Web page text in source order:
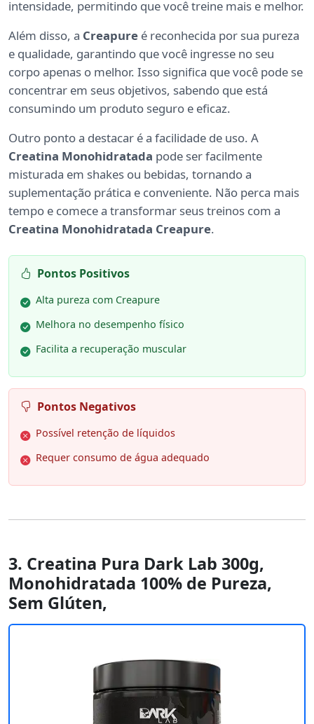
intensidade, permitindo que você treine mais e melhor.
Além disso, a Creapure é reconhecida por sua pureza
e qualidade, garantindo que você ingresse no seu
corpo apenas o melhor. Isso significa que você pode se
concentrar em seus objetivos, sabendo que está
consumindo um produto seguro e eficaz.
Outro ponto a destacar é a facilidade de uso. A
Creatina Monohidratada pode ser facilmente
misturada em shakes ou bebidas, tornando a
suplementação prática e conveniente. Não perca mais
tempo e comece a transformar seus treinos com a
Creatina Monohidratada Creapure.
Pontos Positivos
Alta pureza com Creapure
Melhora no desempenho físico
Facilita a recuperação muscular
Pontos Negativos
Possível retenção de líquidos
Requer consumo de água adequado
3. Creatina Pura Dark Lab 300g,
Monohidratada 100% de Pureza,
Sem Glúten,